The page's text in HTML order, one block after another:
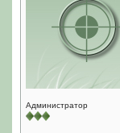
Администратор